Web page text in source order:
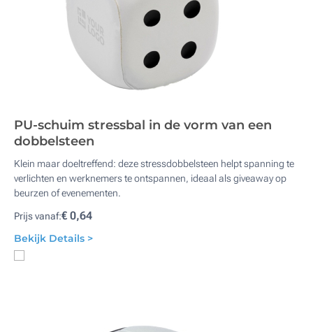
PU-schuim stressbal in de vorm van een
dobbelsteen
Klein maar doeltreffend: deze stressdobbelsteen helpt spanning te
verlichten en werknemers te ontspannen, ideaal als giveaway op
beurzen of evenementen.
Prijs vanaf:€ 0,64
Bekijk Details >